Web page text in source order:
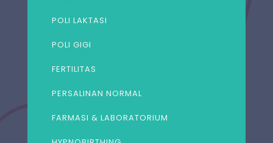
POLI LAKTASI
POLI GIGI
FERTILITAS
PERSALINAN NORMAL
FARMASI & LABORATORIUM